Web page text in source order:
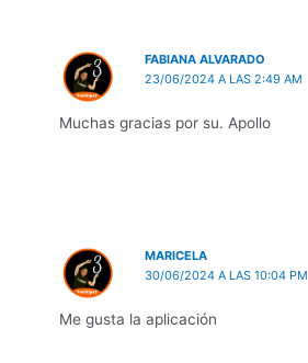
FABIANA ALVARADO
23/06/2024 A LAS 2:49 AM
Muchas gracias por su. Apollo
MARICELA
30/06/2024 A LAS 10:04 PM
Me gusta la aplicación